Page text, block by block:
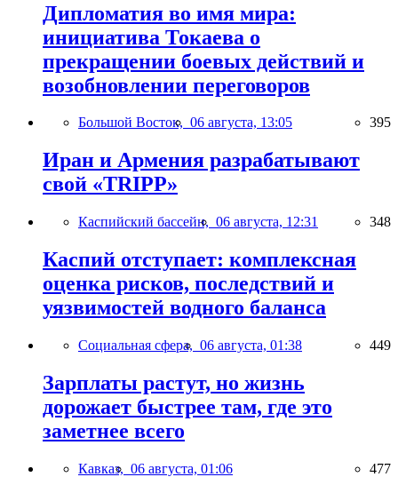
Дипломатия во имя мира:
инициатива Токаева о
прекращении боевых действий и
возобновлении переговоров
Большой Восток, 06 августа, 13:05 395
Иран и Армения разрабатывают
свой «TRIPP»
Каспийский бассейн, 06 августа, 12:31 348
Каспий отступает: комплексная
оценка рисков, последствий и
уязвимостей водного баланса
Социальная сфера, 06 августа, 01:38 449
Зарплаты растут, но жизнь
дорожает быстрее там, где это
заметнее всего
Кавказ, 06 августа, 01:06 477